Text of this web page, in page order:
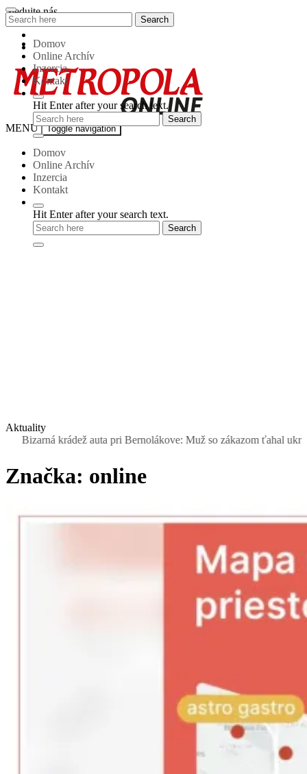
Skip
to
content
Sledujte nás
Metropola-
MENU Toggle navigation
Domov
Online Archív
Inzercia
Kontakt
Hit Enter after your search text.
Search
for:
Search
Domov
Online Archív
Inzercia
Kontakt
Hit Enter after your search text.
Aktuality
krádež auta pri Bernolákove: Muž so zákazom ťahal ukradnutý
Značka: online